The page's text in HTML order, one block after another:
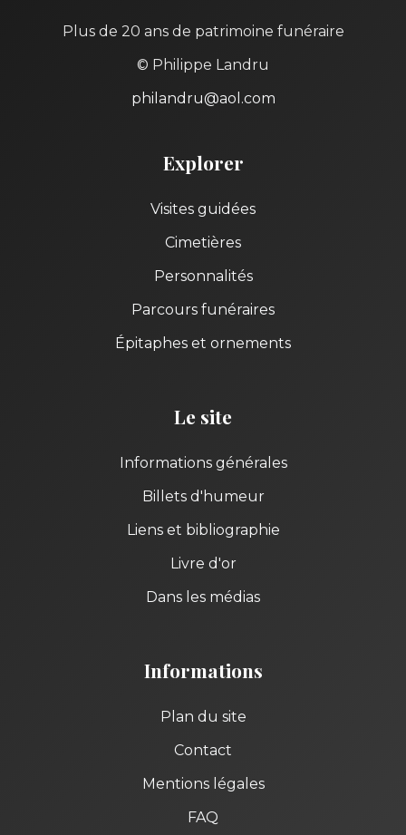
Plus de 20 ans de patrimoine funéraire
© Philippe Landru
philandru@aol.com
Explorer
Visites guidées
Cimetières
Personnalités
Parcours funéraires
Épitaphes et ornements
Le site
Informations générales
Billets d'humeur
Liens et bibliographie
Livre d'or
Dans les médias
Informations
Plan du site
Contact
Mentions légales
FAQ